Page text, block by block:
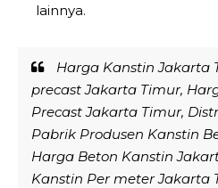
lainnya.
Harga Kanstin Jakarta
precast Jakarta Timur,
Precast Jakarta Timur,
Pabrik Produsen Kanstin
Harga Beton Kanstin
Kanstin Per meter Jakarta